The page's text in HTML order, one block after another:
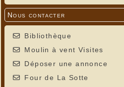
Nous contacter
Bibliothèque
Moulin à vent Visites
Déposer une annonce
Four de La Sotte